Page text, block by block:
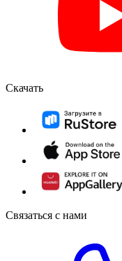
Скачать
Связаться с нами